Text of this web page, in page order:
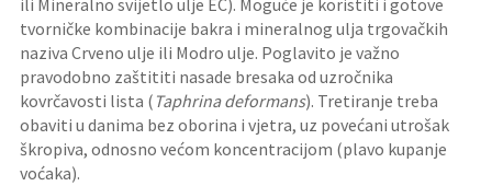
ili Mineralno svijetlo ulje EC). Moguće je koristiti i gotove
tvorničke kombinacije bakra i mineralnog ulja trgovačkih
naziva Crveno ulje ili Modro ulje. Poglavito je važno
pravodobno zaštititi nasade bresaka od uzročnika
kovrčavosti lista ( Taphrina deformans). Tretiranje treba
obaviti u danima bez oborina i vjetra, uz povećani utrošak
škropiva, odnosno većom koncentracijom (plavo kupanje
voćaka).